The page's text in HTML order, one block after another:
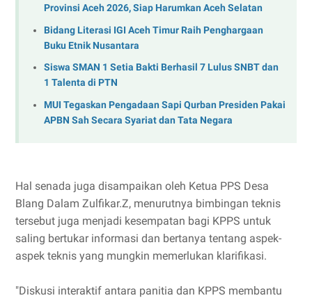
Provinsi Aceh 2026, Siap Harumkan Aceh Selatan
Bidang Literasi IGI Aceh Timur Raih Penghargaan
Buku Etnik Nusantara
Siswa SMAN 1 Setia Bakti Berhasil 7 Lulus SNBT dan
1 Talenta di PTN
MUI Tegaskan Pengadaan Sapi Qurban Presiden Pakai
APBN Sah Secara Syariat dan Tata Negara
Hal senada juga disampaikan oleh Ketua PPS Desa
Blang Dalam Zulfikar.Z, menurutnya bimbingan teknis
tersebut juga menjadi kesempatan bagi KPPS untuk
saling bertukar informasi dan bertanya tentang aspek-
aspek teknis yang mungkin memerlukan klarifikasi.
"Diskusi interaktif antara panitia dan KPPS membantu